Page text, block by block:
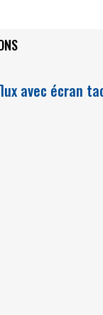
économe
avec écran